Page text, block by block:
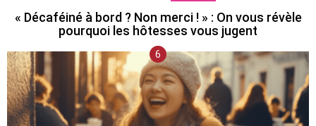
« Décaféiné à bord ? Non merci ! » : On vous révèle
pourquoi les hôtesses vous jugent